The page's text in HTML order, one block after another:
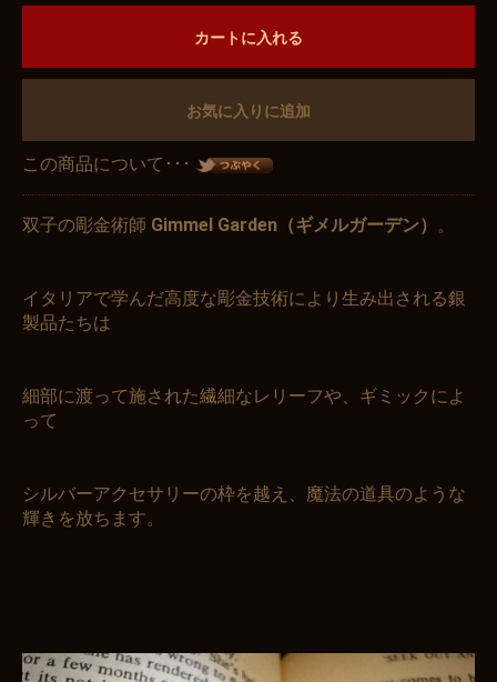
カートに入れる
お気に入りに追加
この商品について･･･
双子の彫金術師 Gimmel Garden（ギメルガーデン） 。
イタリアで学んだ高度な彫金技術により生み出される銀
製品たちは
細部に渡って施された繊細なレリーフや、ギミックによ
って
シルバーアクセサリーの枠を越え、魔法の道具のような
輝きを放ちます。